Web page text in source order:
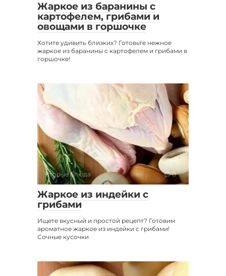
Жаркое из баранины с
картофелем, грибами и
овощами в горшочке
Хотите удивить близких? Готовьте нежное
жаркое из баранины с картофелем и грибами в
горшочке!
Вторые блюда 0
Жаркое из индейки с
грибами
Ищете вкусный и простой рецепт? Готовим
ароматное жаркое из индейки с грибами!
Сочные кусочки